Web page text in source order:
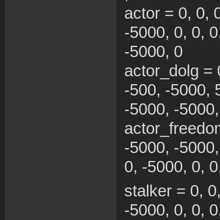
actor = 0, 0,
-5000, 0, 0,
-5000, 0
actor_dolg =
-500, -5000,
-5000, -
-5000, -
0, -5000, 0,
stalker = 0,
-5000, 0, 0,